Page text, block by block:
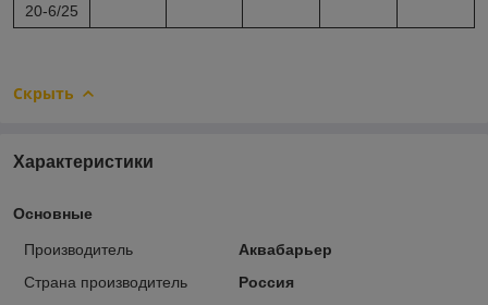
20-6/25
Скрыть
Характеристики
Основные
Производитель
Аквабарьер
Страна производитель
Россия